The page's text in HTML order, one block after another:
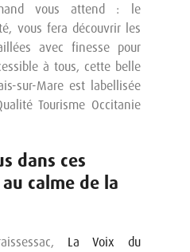
vous attend : le
vous fera découvrir les
avec finesse pour
à tous, cette belle
sur-Mare est labellisée
Tourisme Occitanie
dans ces
calme de la
La Voix du